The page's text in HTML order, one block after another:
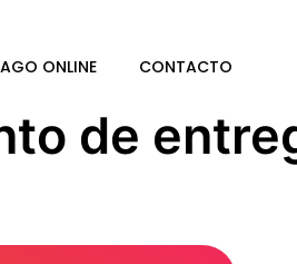
ONLINE CONTACTO
de